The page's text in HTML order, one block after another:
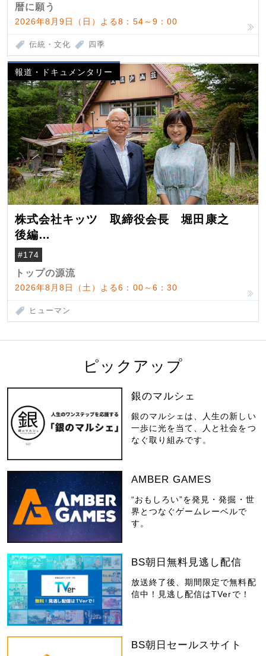
暦に願う
2026年8月9日（日）よる8：54～9：00
伝統・文化 四季
報道・ドキュメンタリー
株式会社キッツ 取締役会長 堀田康之
後編
米国駐在でも浮かんだ八ヶ岳 山小屋を営
んだ父母
#174
トップの源流
2026年8月8日（土）よる6：00～6：30
ヒューマン
ピックアップ
銀のマルシェ
銀のマルシェは、人生の新しい
一歩に光を当て、人と社会をつ
なぐ取り組みです。
AMBER GAMES
“おもしろい”を発見・発掘・世
界とつなぐゲームレーベルで
す。
BS朝日無料見逃し配信
放送終了後、期間限定で無料配
信中！見逃し配信はTVerで！
BS朝日セールスサイト